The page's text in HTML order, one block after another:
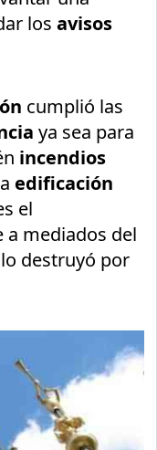
losavisos
cumplió las
ya sea para
incendios
edificación
el
a mediados del
lo destruyó por